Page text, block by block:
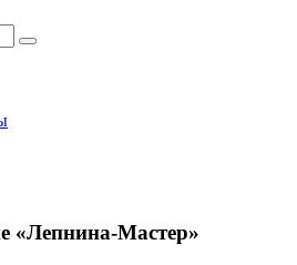
«Лепнина-Мастер»